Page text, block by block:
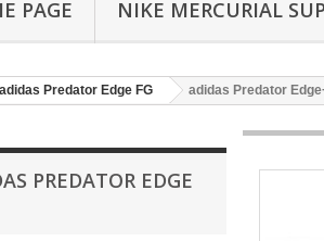
PAGE NIKE MERCURIAL
adidas Predator Edge FG adidas Predator
PREDATOR EDGE